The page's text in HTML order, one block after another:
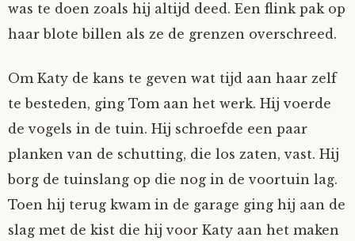
was te doen zoals hij altijd deed. Een flink pak op
haar blote billen als ze de grenzen overschreed.
Om Katy de kans te geven wat tijd aan haar zelf
te besteden, ging Tom aan het werk. Hij voerde
de vogels in de tuin. Hij schroefde een paar
planken van de schutting, die los zaten, vast. Hij
borg de tuinslang op die nog in de voortuin lag.
Toen hij terug kwam in de garage ging hij aan de
slag met de kist die hij voor Katy aan het maken